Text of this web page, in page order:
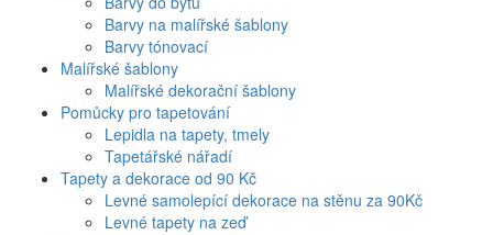
Barvy na malířské šablony
Barvy tónovací
Malířské šablony
Malířské dekorační šablony
Pomůcky pro tapetování
Lepidla na tapety, tmely
Tapetářské nářadí
Tapety a dekorace od 90 Kč
Levné samolepící dekorace na stěnu za 90Kč
Levné tapety na zeď